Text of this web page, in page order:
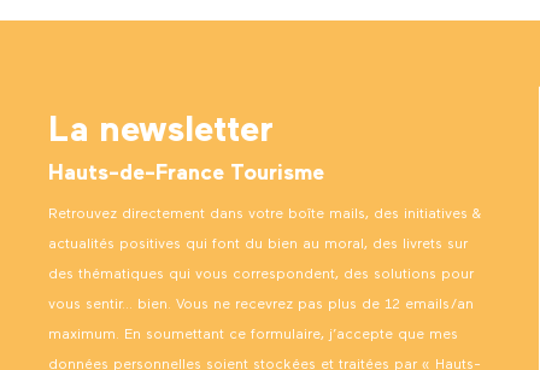
La newsletter
Hauts-de-France Tourisme
Retrouvez directement dans votre boîte mails, des initiatives &
actualités positives qui font du bien au moral, des livrets sur
des thématiques qui vous correspondent, des solutions pour
vous sentir… bien. Vous ne recevrez pas plus de 12 emails/an
maximum. En soumettant ce formulaire, j’accepte que mes
données personnelles soient stockées et traitées par « Hauts-